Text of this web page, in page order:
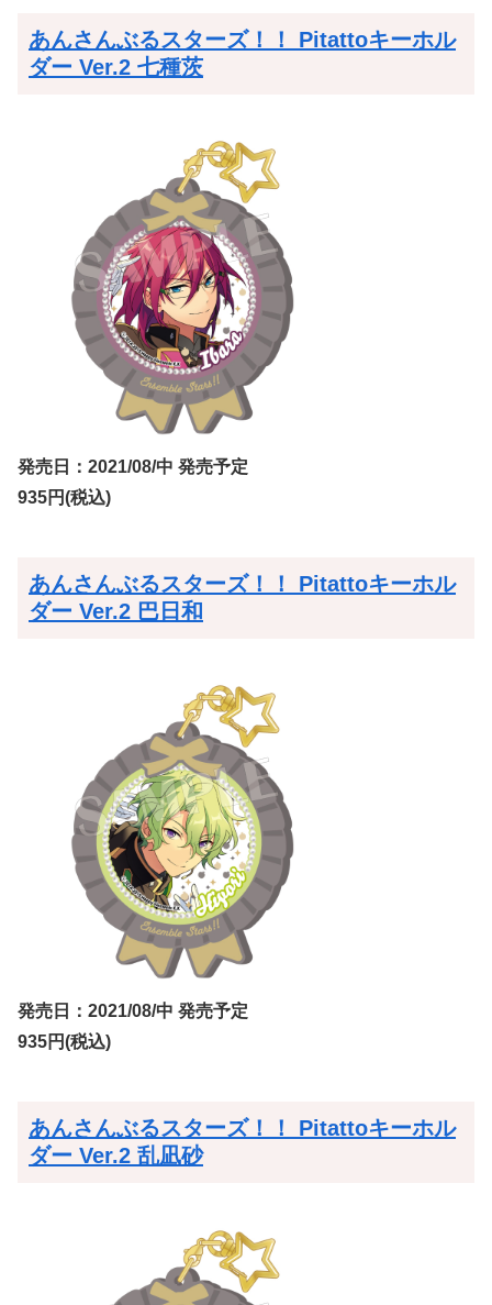
あんさんぶるスターズ！！ Pitattoキーホル
ダー Ver.2 七種茨
発売日：2021/08/中 発売予定
935円(税込)
あんさんぶるスターズ！！ Pitattoキーホル
ダー Ver.2 巴日和
発売日：2021/08/中 発売予定
935円(税込)
あんさんぶるスターズ！！ Pitattoキーホル
ダー Ver.2 乱凪砂